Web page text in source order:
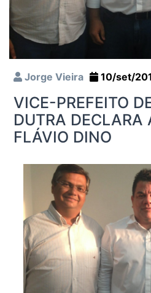
Jorge Vieira 10/set/
VICE-PREFEITO
DUTRA DECLARA
FLÁVIO DINO